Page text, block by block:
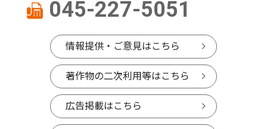
045-227-5051
情報提供・ご意見はこちら
著作物の二次利用等はこちら
広告掲載はこちら